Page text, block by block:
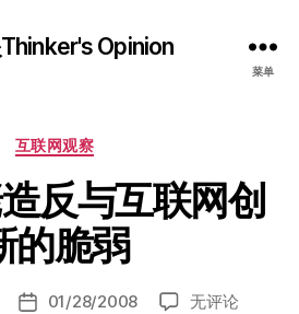
Opinion
菜单
分
互联网观察
反与互联网创
的脆弱
发 01/28/2008
Digg
无评论